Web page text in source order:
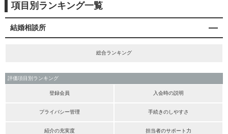
項目別ランキング一覧
結婚相談所
総合ランキング
評価項目別ランキング
登録会員 入会時の説明
プライバシー管理 手続きのしやすさ
紹介の充実度 担当者のサポート力